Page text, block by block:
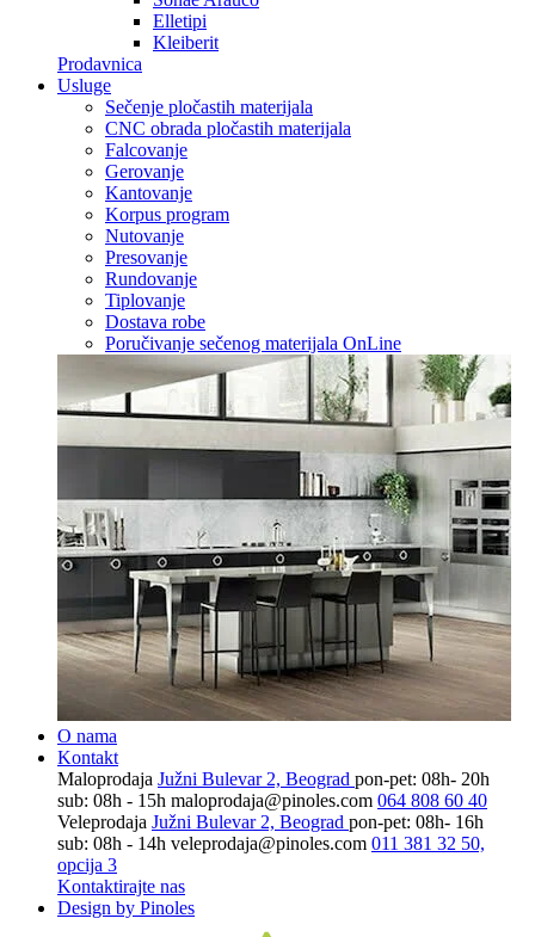
Elletipi
Kleiberit
Prodavnica
Usluge
Sečenje pločastih materijala
CNC obrada pločastih materijala
Falcovanje
Gerovanje
Kantovanje
Korpus program
Nutovanje
Presovanje
Rundovanje
Tiplovanje
Dostava robe
Poručivanje sečenog materijala OnLine
O nama
Kontakt
Maloprodaja Južni Bulevar 2, Beograd pon-pet: 08h- 20h
sub: 08h - 15h maloprodaja@pinoles.com 064 808 60 40
Veleprodaja Južni Bulevar 2, Beograd pon-pet: 08h- 16h
sub: 08h - 14h veleprodaja@pinoles.com 011 381 32 50,
opcija 3
Kontaktirajte nas
Design by Pinoles